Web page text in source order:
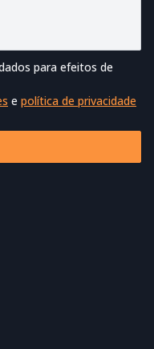
para efeitos de
e política de privacidade